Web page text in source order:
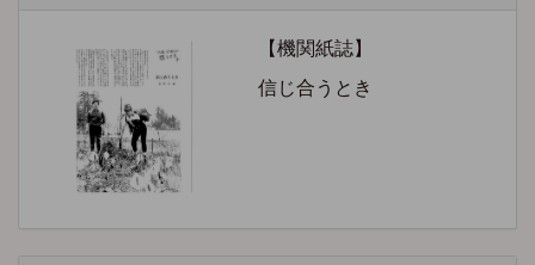
【機関紙誌】
信じ合うとき